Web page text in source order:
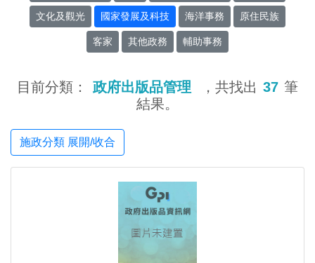
文化及觀光 國家發展及科技 海洋事務 原住民族
客家 其他政務 輔助事務
目前分類： 政府出版品管理 ，共找出 37 筆
結果。
施政分類 展開/收合